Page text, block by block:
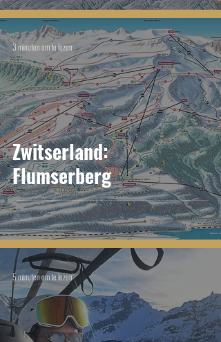
Zwitserland:
Flumserberg
3 minuten om te lezen
5 minuten om te lezen